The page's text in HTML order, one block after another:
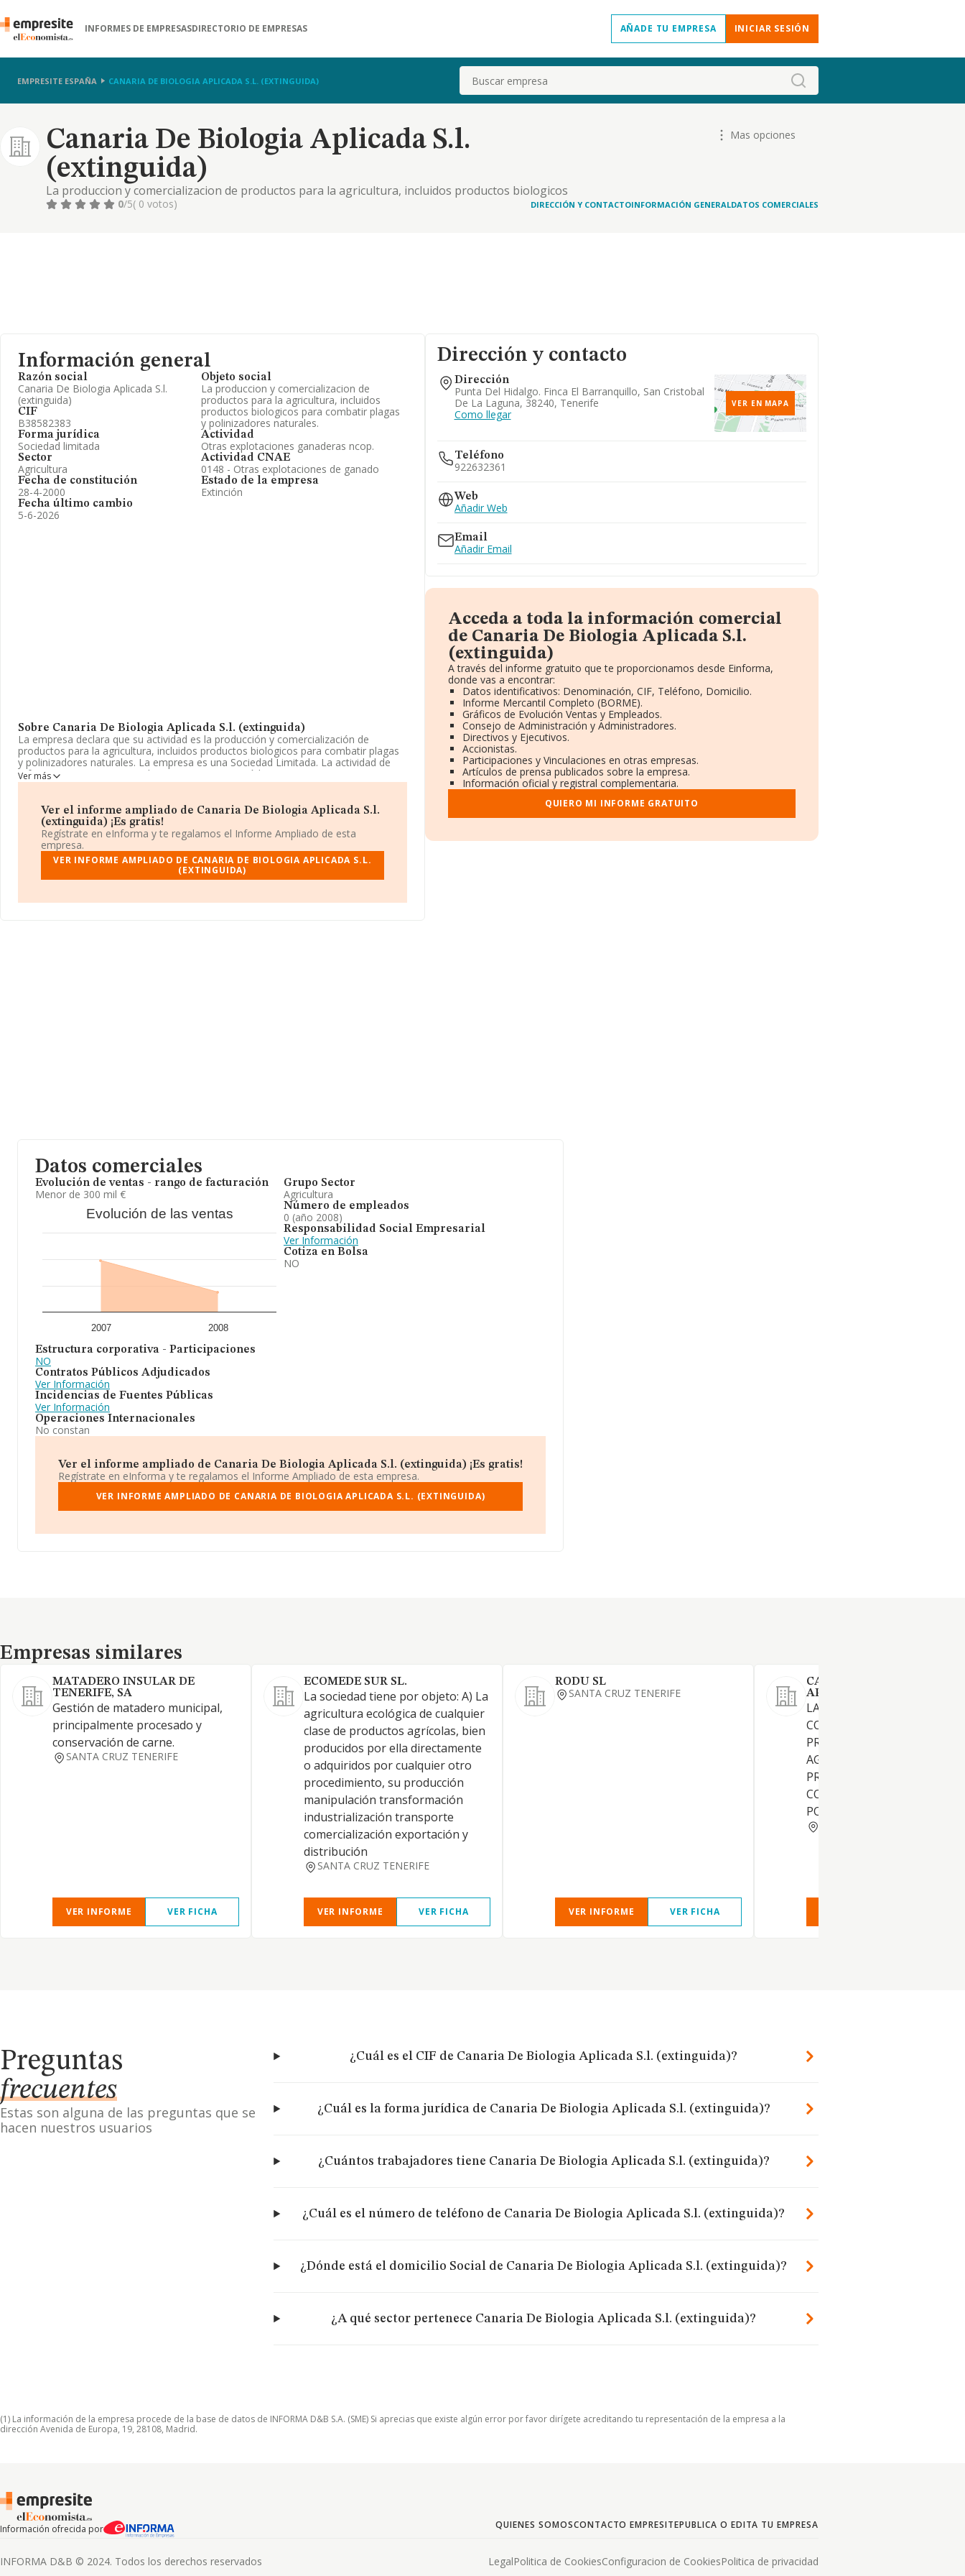
INFORMES DE EMPRESASDIRECTORIO DE EMPRESAS AÑADE TU EMPRESA INICIAR SESIÓN
EMPRESITE ESPAÑA CANARIA DE BIOLOGIA APLICADA S.L. (EXTINGUIDA) Buscar
Canaria De Biologia Aplicada S.l.
(extinguida)
La produccion y comercializacion de productos para la agricultura, incluidos productos biologicos
para combatir plagas y polinizadores naturales.
Mas opciones
0/5( 0 votos) DIRECCIÓN Y CONTACTOINFORMACIÓN GENERALDATOS COMERCIALES
Información general
Razón social
Canaria De Biologia Aplicada S.l.
(extinguida)
CIF
B38582383
Forma jurídica
Sociedad limitada
Sector
Agricultura
Fecha de constitución
28-4-2000
Fecha último cambio
5-6-2026
Objeto social
La produccion y comercializacion de
productos para la agricultura, incluidos
productos biologicos para combatir plagas
y polinizadores naturales.
Actividad
Otras explotaciones ganaderas ncop.
Actividad CNAE
0148 - Otras explotaciones de ganado
Estado de la empresa
Extinción
Sobre Canaria De Biologia Aplicada S.l. (extinguida)
La empresa declara que su actividad es la producción y comercialización de
productos para la agricultura, incluidos productos biologicos para combatir plagas
y polinizadores naturales. La empresa es una Sociedad Limitada. La actividad de
referencia CNAE corresponde a '%cnae%', cuyo Código es 0148. La empresa no
tiene actividad en mercados exteriores.
Para más información es posible contactar a través del teléfono 922632361.
La compañíaCanaria de Biologia Aplicada S.L. (extinguida), con CIF
B38582383, en el municipio de San Cristobal De La Laguna, en Santa Cruz De
Tenerife, Islas Canarias.
Con los datos a disposición de INFORMA sobre 2.822 empresas pertenecientes al
estima que el promedio de la facturación entre todas las empresas es de 544 mil
Ver más
Ver el informe ampliado de Canaria De Biologia Aplicada S.l.
(extinguida) ¡Es gratis!
Regístrate en eInforma y te regalamos el Informe Ampliado de esta
empresa.
VER INFORME AMPLIADO DE CANARIA DE BIOLOGIA APLICADA S.L.
(EXTINGUIDA)
Dirección y contacto
Dirección
Punta Del Hidalgo. Finca El Barranquillo, San Cristobal
De La Laguna, 38240, Tenerife
Como llegar
VER EN MAPA
Teléfono
922632361
Web
Añadir Web
Email
Añadir Email
Acceda a toda la información comercial
de Canaria De Biologia Aplicada S.l.
(extinguida)
A través del informe gratuito que te proporcionamos desde Einforma,
donde vas a encontrar:
Datos identificativos: Denominación, CIF, Teléfono, Domicilio.
Informe Mercantil Completo (BORME).
Gráficos de Evolución Ventas y Empleados.
Consejo de Administración y Administradores.
Directivos y Ejecutivos.
Accionistas.
Participaciones y Vinculaciones en otras empresas.
Artículos de prensa publicados sobre la empresa.
Información oficial y registral complementaria.
QUIERO MI INFORME GRATUITO
Datos comerciales
Evolución de ventas - rango de facturación
Menor de 300 mil €
Evolución de las ventas
2007 2008
Estructura corporativa - Participaciones
NO
Contratos Públicos Adjudicados
Ver Información
Incidencias de Fuentes Públicas
Ver Información
Operaciones Internacionales
No constan
Grupo Sector
Agricultura
Número de empleados
0 (año 2008)
Responsabilidad Social Empresarial
Ver Información
Cotiza en Bolsa
NO
Ver el informe ampliado de Canaria De Biologia Aplicada S.l. (extinguida) ¡Es gratis!
Regístrate en eInforma y te regalamos el Informe Ampliado de esta empresa.
VER INFORME AMPLIADO DE CANARIA DE BIOLOGIA APLICADA S.L. (EXTINGUIDA)
Empresas similares
Empresas similares
MATADERO INSULAR DE
TENERIFE, SA
Gestión de matadero municipal,
principalmente procesado y
conservación de carne.
SANTA CRUZ TENERIFE
VER INFORME VER FICHA
ECOMEDE SUR SL.
La sociedad tiene por objeto: A) La
agricultura ecológica de cualquier
clase de productos agrícolas, bien
producidos por ella directamente
o adquiridos por cualquier otro
procedimiento, su producción
manipulación transformación
industrialización transporte
comercialización exportación y
distribución
SANTA CRUZ TENERIFE
VER INFORME VER FICHA
RODU SL
SANTA CRUZ TENERIFE
VER INFORME VER FICHA
CANARIA DE BIOLOGIA
APLICADA S.L.
LA PRODUCCION Y
COMERCIALIZACION DE
PRODUCTOS PARA LA
AGRICULTURA, INCLUIDOS
PRODUCTOS BIOLOGICOS
COMBATIR PLAGAS Y
POLINIZADORES
Preguntas
frecuentes
Estas son alguna de las preguntas que se
hacen nuestros usuarios
¿Cuál es el CIF de Canaria De Biologia Aplicada S.l. (extinguida)?
¿Cuál es la forma jurídica de Canaria De Biologia Aplicada S.l. (extinguida)?
¿Cuántos trabajadores tiene Canaria De Biologia Aplicada S.l. (extinguida)?
¿Cuál es el número de teléfono de Canaria De Biologia Aplicada S.l. (extinguida)?
¿Dónde está el domicilio Social de Canaria De Biologia Aplicada S.l. (extinguida)?
¿A qué sector pertenece Canaria De Biologia Aplicada S.l. (extinguida)?
(1) La información de la empresa procede de la base de datos de INFORMA D&B S.A. (SME) Si aprecias que existe algún error por favor dirígete acreditando tu representación de la empresa a la
dirección Avenida de Europa, 19, 28108, Madrid.
Información ofrecida por QUIENES SOMOSCONTACTO EMPRESITEPUBLICA O EDITA TU EMPRESA
INFORMA D&B © 2024. Todos los derechos reservados LegalPolitica de CookiesConfiguracion de CookiesPolitica de privacidad